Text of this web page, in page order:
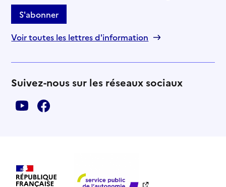
S'abonner
Voir toutes les lettres d'information
Suivez-nous sur les réseaux sociaux